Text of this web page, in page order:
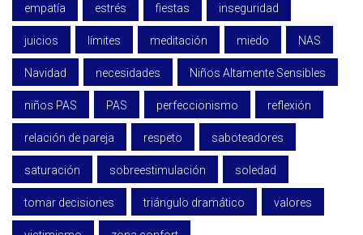
empatía estrés fiestas inseguridad
juicios límites meditación miedo NAS
Navidad necesidades Niños Altamente Sensibles
niños PAS PAS perfeccionismo reflexión
relación de pareja respeto saboteadores
saturación sobreestimulación soledad
tomar decisiones triángulo dramático valores